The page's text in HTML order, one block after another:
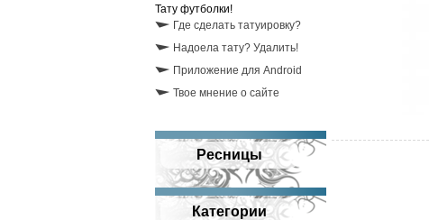
Тату футболки!
Где сделать татуировку?
Надоела тату? Удалить!
Приложение для Android
Твое мнение о сайте
Ресницы
Категории